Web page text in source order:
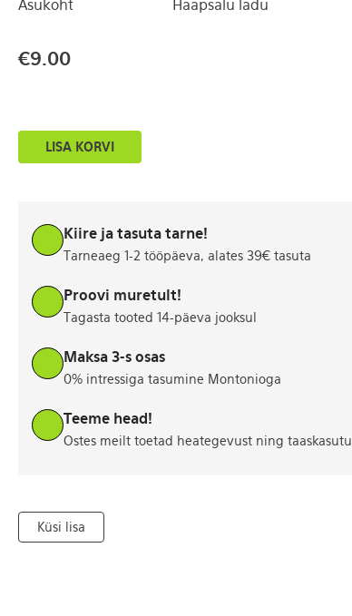
Asukoht Haapsalu ladu
€9.00
Punane
kogus
LISA KORVI
Kiire ja tasuta tarne!
Tarneaeg 1-2 tööpäeva, alates 39€ tasuta
Proovi muretult!
Tagasta tooted 14-päeva jooksul
Maksa 3-s osas
0% intressiga tasumine Montonioga
Teeme head!
Ostes meilt toetad heategevust ning
Küsi lisa